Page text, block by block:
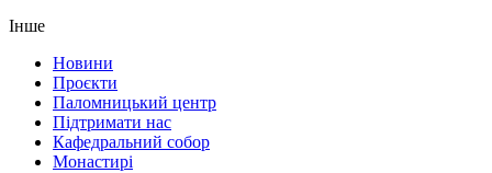
Інше
Новини
Проєкти
Паломницький центр
Підтримати нас
Кафедральний собор
Монастирі